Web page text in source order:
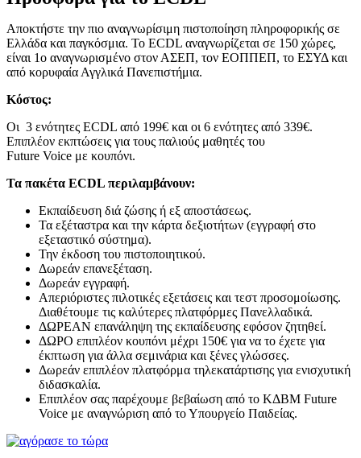
Αποκτήστε την πιο αναγνωρίσιμη πιστοποίηση πληροφορικής σε
Ελλάδα και παγκόσμια. Το ECDL αναγνωρίζεται σε 150 χώρες,
είναι 1ο αναγνωρισμένο στον ΑΣΕΠ, τον ΕΟΠΠΕΠ, το ΕΣΥΔ και
από κορυφαία Αγγλικά Πανεπιστήμια.
Κόστος:
Οι 3 ενότητες ECDL από 199€ και οι 6 ενότητες από 339€.
Επιπλέον εκπτώσεις για τους παλιούς μαθητές του
Future Voice με κουπόνι.
Τα πακέτα ECDL περιλαμβάνουν:
Εκπαίδευση διά ζώσης ή εξ αποστάσεως.
Τα εξέταστρα και την κάρτα δεξιοτήτων (εγγραφή στο
εξεταστικό σύστημα).
Την έκδοση του πιστοποιητικού.
Δωρεάν επανεξέταση.
Δωρεάν εγγραφή.
Απεριόριστες πιλοτικές εξετάσεις και τεστ προσομοίωσης.
Διαθέτουμε τις καλύτερες πλατφόρμες Πανελλαδικά.
ΔΩΡΕΑΝ επανάληψη της εκπαίδευσης εφόσον ζητηθεί.
ΔΩΡΟ επιπλέον κουπόνι μέχρι 150€ για να το έχετε για
έκπτωση για άλλα σεμινάρια και ξένες γλώσσες.
Δωρεάν επιπλέον πλατφόρμα τηλεκατάρτισης για ενισχυτική
διδασκαλία.
Επιπλέον σας παρέχουμε βεβαίωση από το ΚΔΒΜ Future
Voice με αναγνώριση από το Υπουργείο Παιδείας.